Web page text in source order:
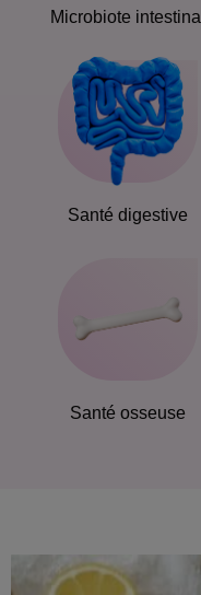
Microbiote intestinal
Santé digestive
Santé osseuse